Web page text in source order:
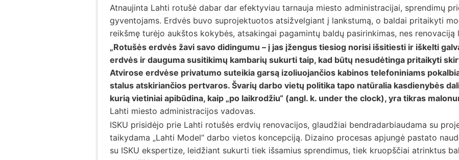
Atnaujinta Lahti rotušė dabar dar efektyviau tarnauja miesto administracijai, sprendimų
gyventojams. Erdvės buvo suprojektuotos atsižvelgiant į lankstumą, o baldai pritaikyti
reikšmę turėjo aukštos kokybės, atsakingai pagamintų baldų pasirinkimas, nes
„Rotušės erdvės žavi savo didingumu – į jas įžengus tiesiog norisi išsitiesti ir iškelti
erdvės ir dauguma susitikimų kambarių sukurti taip, kad būtų nesudėtinga pritaikyti
Atvirose erdvėse privatumo suteikia garsą izoliuojančios kabinos telefoniniams
stalus atskiriančios pertvaros. Švarių darbo vietų politika tapo natūralia kasdienybės
kurią vietiniai apibūdina, kaip „po laikrodžiu“ (angl. k. under the clock), yra tikras
Lahti miesto administracijos vadovas.
ISKU prisidėjo prie Lahti rotušės erdvių renovacijos, glaudžiai bendradarbiaudama su
taikydama „Lahti Model“ darbo vietos koncepciją. Dizaino procesas apjungė pastato
su ISKU ekspertize, leidžiant sukurti tiek išsamius sprendimus, tiek kruopščiai atrinktus